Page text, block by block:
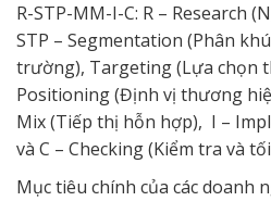
R-STP-MM-I-C: R – Research
STP – Segmentation (Phân
trường), Targeting (Lựa chọn
Positioning (Định vị thương
Mix (Tiếp thị hỗn hợp), I –
và C – Checking (Kiểm tra và
Mục tiêu chính của các doanh